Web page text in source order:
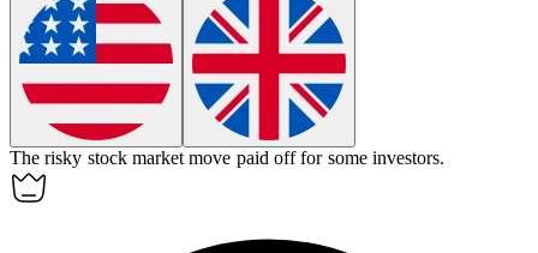
Therisky stock market move paid off for some investors.